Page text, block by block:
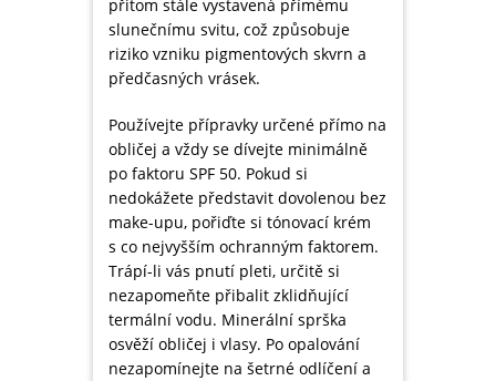
přitom stále vystavená přímému
slunečnímu svitu, což způsobuje
riziko vzniku pigmentových skvrn a
předčasných vrásek.
Používejte přípravky určené přímo na
obličej a vždy se dívejte minimálně
po faktoru SPF 50. Pokud si
nedokážete představit dovolenou bez
make-upu, pořiďte si tónovací krém
s co nejvyšším ochranným faktorem.
Trápí-li vás pnutí pleti, určitě si
nezapomeňte přibalit zklidňující
termální vodu. Minerální sprška
osvěží obličej i vlasy. Po opalování
nezapomínejte na šetrné odlíčení a